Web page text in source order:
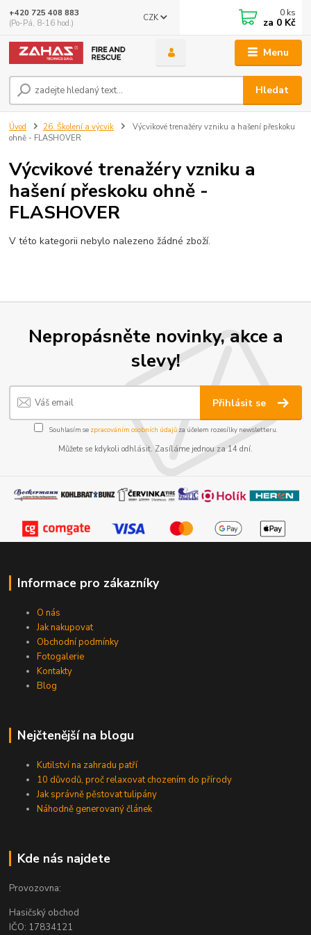
Menu
CZK
Hledat
+420 725 408 883
(Po-Pá, 8-16 hod.)
0 ks
za 0 Kč
Úvod 26. Školení a výcvik
Výcvikové trenažéry vzniku a hašení přeskoku
ohně - FLASHOVER
Výcvikové trenažéry vzniku a
hašení přeskoku ohně -
FLASHOVER
V této kategorii nebylo nalezeno žádné zboží.
Nepropásněte novinky, akce a
slevy!
Přihlásit se
Souhlasím se zpracováním osobních údajůza účelem rozesílky newsletteru.
Můžete se kdykoli odhlásit. Zasíláme jednou za 14 dní.
Informace pro zákazníky
O nás
Jak nakupovat
Obchodní podmínky
Fotogalerie
Kontakty
Blog
Nejčtenější na blogu
Kutilství na zahradu patří
10 důvodů, proč relaxovat chozením do přírody
Jak správně pěstovat tulipány
Náhodně generovaný článek
Kde nás najdete
Provozovna:
Hasičský obchod
IČO: 17834121